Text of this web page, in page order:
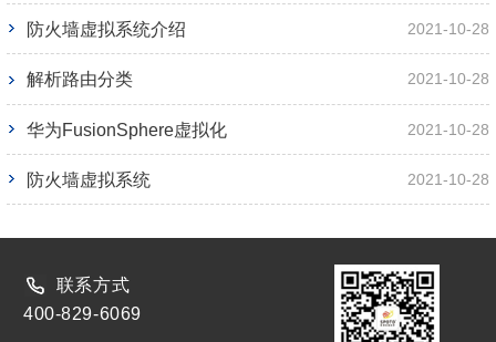
防火墙虚拟系统介绍 2021-10-28
解析路由分类 2021-10-28
华为FusionSphere虚拟化 2021-10-28
防火墙虚拟系统 2021-10-28
联系方式
400-829-6069